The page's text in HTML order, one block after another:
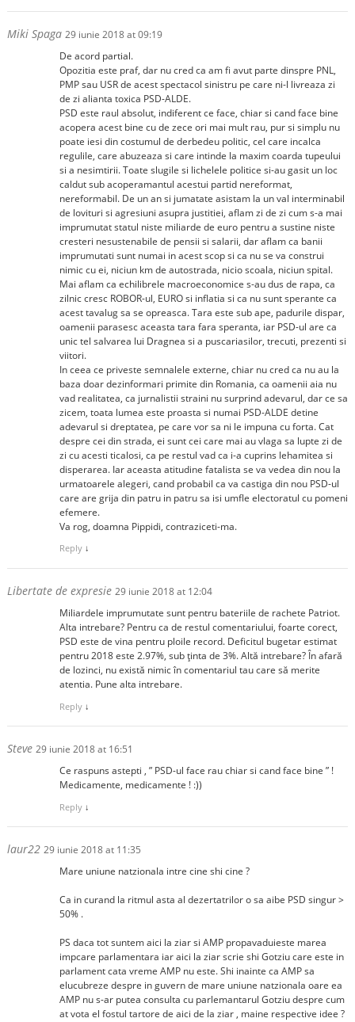
Miki Spaga 29 iunie 2018 at 09:19
De acord partial.
Opozitia este praf, dar nu cred ca am fi avut parte dinspre PNL,
PMP sau USR de acest spectacol sinistru pe care ni-l livreaza zi
de zi alianta toxica PSD-ALDE.
PSD este raul absolut, indiferent ce face, chiar si cand face bine
acopera acest bine cu de zece ori mai mult rau, pur si simplu nu
poate iesi din costumul de derbedeu politic, cel care incalca
regulile, care abuzeaza si care intinde la maxim coarda tupeului
si a nesimtirii. Toate slugile si lichelele politice si-au gasit un loc
caldut sub acoperamantul acestui partid nereformat,
nereformabil. De un an si jumatate asistam la un val interminabil
de lovituri si agresiuni asupra justitiei, aflam zi de zi cum s-a mai
imprumutat statul niste miliarde de euro pentru a sustine niste
cresteri nesustenabile de pensii si salarii, dar aflam ca banii
imprumutati sunt numai in acest scop si ca nu se va construi
nimic cu ei, niciun km de autostrada, nicio scoala, niciun spital.
Mai aflam ca echilibrele macroeconomice s-au dus de rapa, ca
zilnic cresc ROBOR-ul, EURO si inflatia si ca nu sunt sperante ca
acest tavalug sa se opreasca. Tara este sub ape, padurile dispar,
oamenii parasesc aceasta tara fara speranta, iar PSD-ul are ca
unic tel salvarea lui Dragnea si a puscariasilor, trecuti, prezenti si
viitori.
In ceea ce priveste semnalele externe, chiar nu cred ca nu au la
baza doar dezinformari primite din Romania, ca oamenii aia nu
vad realitatea, ca jurnalistii straini nu surprind adevarul, dar ce sa
zicem, toata lumea este proasta si numai PSD-ALDE detine
adevarul si dreptatea, pe care vor sa ni le impuna cu forta. Cat
despre cei din strada, ei sunt cei care mai au vlaga sa lupte zi de
zi cu acesti ticalosi, ca pe restul vad ca i-a cuprins lehamitea si
disperarea. Iar aceasta atitudine fatalista se va vedea din nou la
urmatoarele alegeri, cand probabil ca va castiga din nou PSD-ul
care are grija din patru in patru sa isi umfle electoratul cu pomeni
efemere.
Va rog, doamna Pippidi, contraziceti-ma.
Reply ↓
Libertate de expresie 29 iunie 2018 at 12:04
Miliardele imprumutate sunt pentru bateriile de rachete Patriot.
Alta intrebare? Pentru ca de restul comentariului, foarte corect,
PSD este de vina pentru ploile record. Deficitul bugetar estimat
pentru 2018 este 2.97%, sub ținta de 3%. Altă intrebare? În afară
de lozinci, nu există nimic în comentariul tau care să merite
atentia. Pune alta intrebare.
Reply ↓
Steve 29 iunie 2018 at 16:51
Ce raspuns astepti , ” PSD-ul face rau chiar si cand face bine ” !
Medicamente, medicamente ! :))
Reply ↓
laur22 29 iunie 2018 at 11:35
Mare uniune natzionala intre cine shi cine ?
Ca in curand la ritmul asta al dezertatrilor o sa aibe PSD singur >
50% .
PS daca tot suntem aici la ziar si AMP propavaduieste marea
impcare parlamentara iar aici la ziar scrie shi Gotziu care este in
parlament cata vreme AMP nu este. Shi inainte ca AMP sa
elucubreze despre in guvern de mare uniune natzionala oare ea
AMP nu s-ar putea consulta cu parlemantarul Gotziu despre cum
at vota el fostul tartore de aici de la ziar , maine respective idee ?